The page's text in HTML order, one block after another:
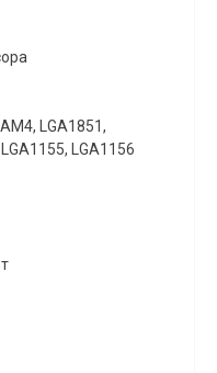
LGA1851,
LGA1156